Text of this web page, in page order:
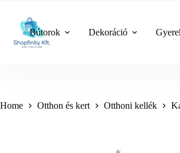
content
Bútorok Dekoráció
Home Otthon és kert Otthoni kellék